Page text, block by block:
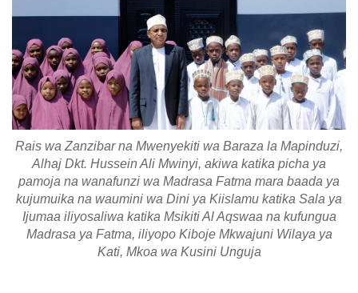
Rais wa Zanzibar na Mwenyekiti wa Baraza la Mapinduzi,
Alhaj Dkt. Hussein Ali Mwinyi, akiwa katika picha ya
pamoja na wanafunzi wa Madrasa Fatma mara baada ya
kujumuika na waumini wa Dini ya Kiislamu katika Sala ya
Ijumaa iliyosaliwa katika Msikiti Al Aqswaa na kufungua
Madrasa ya Fatma, iliyopo Kiboje Mkwajuni Wilaya ya
Kati, Mkoa wa Kusini Unguja